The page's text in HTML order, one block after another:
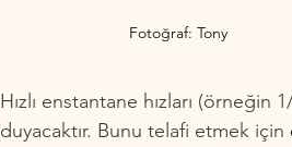
Fotoğraf: Tony
Hızlı enstantane hızları
duyacaktır. Bunu telafi etmek için